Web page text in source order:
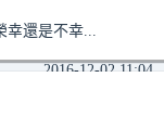
幸還是不幸...
2016-12-02 11:04